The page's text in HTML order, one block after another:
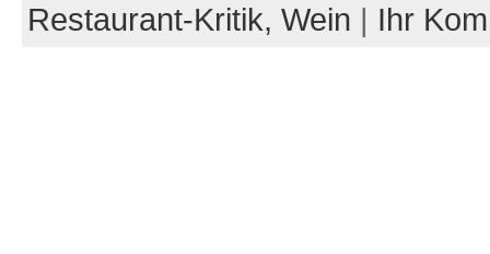
Restaurant-Kritik, Wein | Ihr